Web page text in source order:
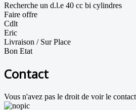
Recherche un d.l.e 40 cc bi cylindres
Faire offre
Cdlt
Eric
Livraison / Sur Place
Bon Etat
Contact
Vous n'avez pas le droit de voir le